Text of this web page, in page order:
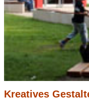
Kreatives